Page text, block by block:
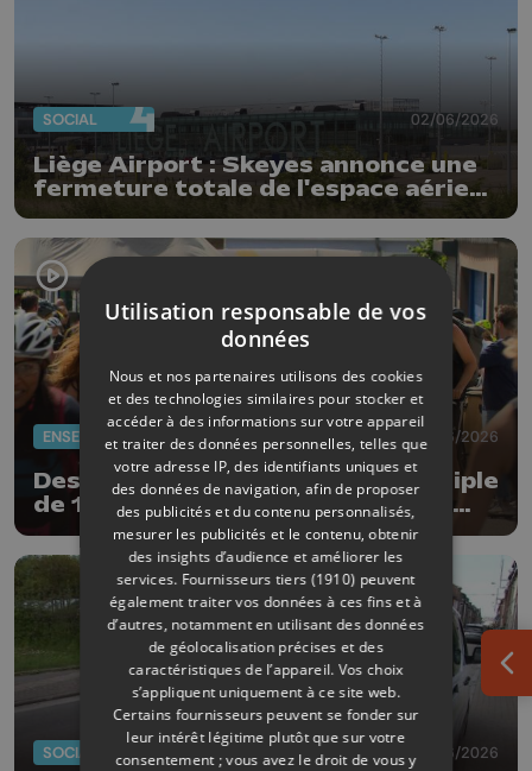
SOCIAL 02/06/2026
Liège Airport : Skeyes annonce une
fermeture totale de l'espace aérien
belge
ENSEIGNEMENT 01/06/2026
Des enseignants débutent un périple
de 168 km à vélo pour livrer leurs
revendications
SOCIAL 01/06/2026
Utilisation responsable de vos
données
Nous et nos partenaires utilisons des cookies
et des technologies similaires pour stocker et
accéder à des informations sur votre appareil
et traiter des données personnelles, telles que
votre adresse IP, des identifiants uniques et
des données de navigation, afin de proposer
des publicités et du contenu personnalisés,
mesurer les publicités et le contenu, obtenir
des insights d’audience et améliorer les
services. Fournisseurs tiers (1910) peuvent
également traiter vos données à ces fins et à
d’autres, notamment en utilisant des données
de géolocalisation précises et des
caractéristiques de l’appareil. Vos choix
s’appliquent uniquement à ce site web.
Certains fournisseurs peuvent se fonder sur
leur intérêt légitime plutôt que sur votre
consentement ; vous avez le droit de vous y